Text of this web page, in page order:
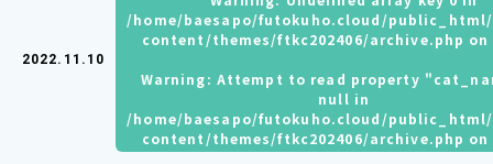
2022.11.10
/home/baesapo/futokuho.cloud/
content/themes/ftkc202406/archive.php
Warning: Attempt to read property
null in
/home/baesapo/futokuho.cloud/
content/themes/ftkc202406/archive.php